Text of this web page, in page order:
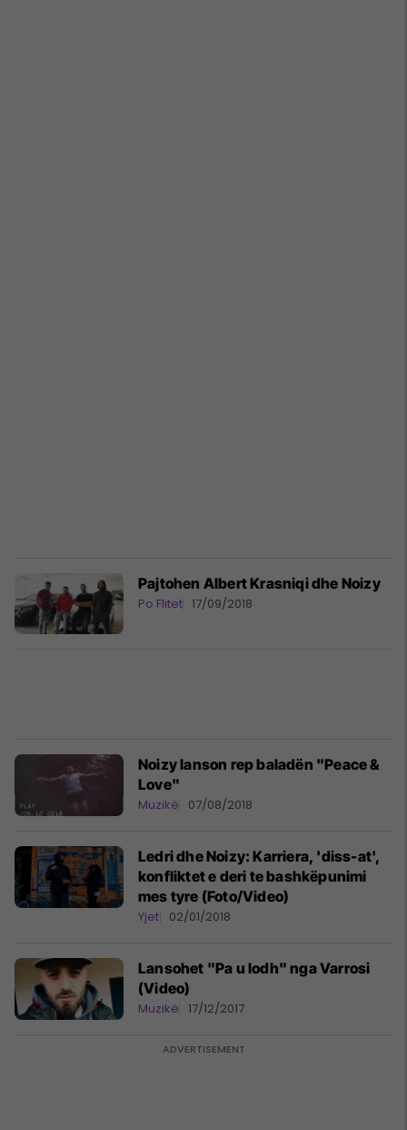
Pajtohen Albert Krasniqi dhe Noizy
Po Flitet 17/09/2018
Noizy lanson rep baladën "Peace &
Love"
Muzikë 07/08/2018
Ledri dhe Noizy: Karriera, 'diss-at',
konfliktet e deri te bashkëpunimi
mes tyre (Foto/Video)
Yjet 02/01/2018
Lansohet "Pa u lodh" nga Varrosi
(Video)
Muzikë 17/12/2017